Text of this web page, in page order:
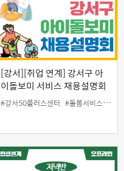
[강서][취업 연계] 강서구 아
이돌보미 서비스 채용설명회
#강서50플러스센터 #돌봄서비스 #아